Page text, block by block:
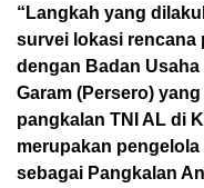
“Langkah yang
survei lokasi rencana
dengan Badan Usaha
Garam (Persero)
pangkalan TNI AL di
merupakan
sebagai Pangkalan